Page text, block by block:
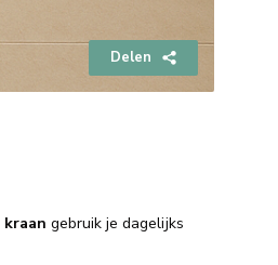
Delen
kraan gebruik je dagelijks